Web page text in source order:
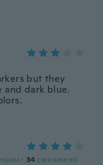
but they
dark blue.
· 34 caricamenti